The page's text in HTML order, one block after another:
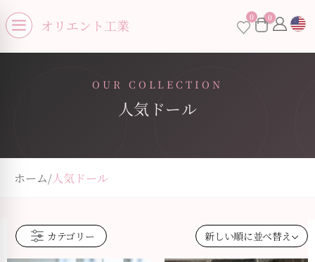
Open menu
オリエント工業 0 0×
menu
OUR COLLECTION
人気ドール
ホーム/人気ドール
カテゴリー